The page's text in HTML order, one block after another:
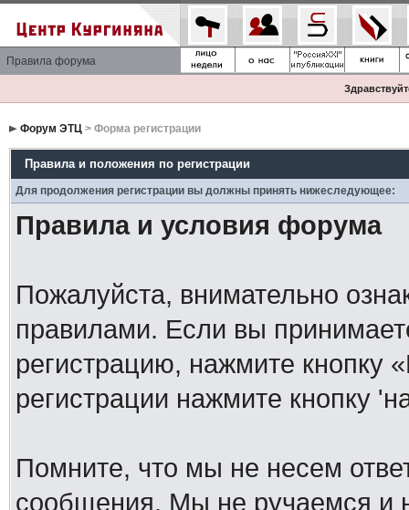
Правила форума
Форум ЭТЦ> Форма регистрации
Правила и положения по регистрации
Для продолжения регистрации вы должны принять нижеследующее:
Правила и условия форума
Пожалуйста, внимательно
правилами. Если вы
регистрацию, нажмите кнопку
регистрации нажмите кнопку
Помните, что мы не несем
сообщения. Мы не ручаемся и